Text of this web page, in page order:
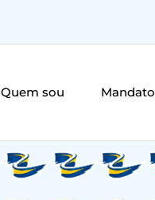
Quem sou Mandato